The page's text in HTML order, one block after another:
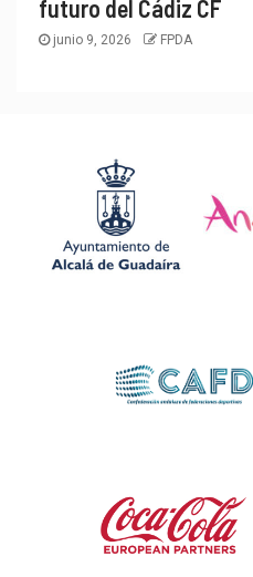
futuro del Cádiz CF
junio 9, 2026 FPDA